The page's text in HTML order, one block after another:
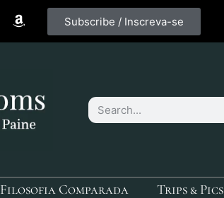
Subscribe / Inscreva-se
Filosofia Comparada Trips & Pics